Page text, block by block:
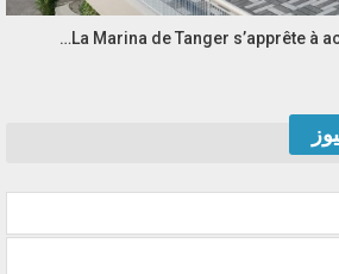
La Marina de Tanger s’apprête à